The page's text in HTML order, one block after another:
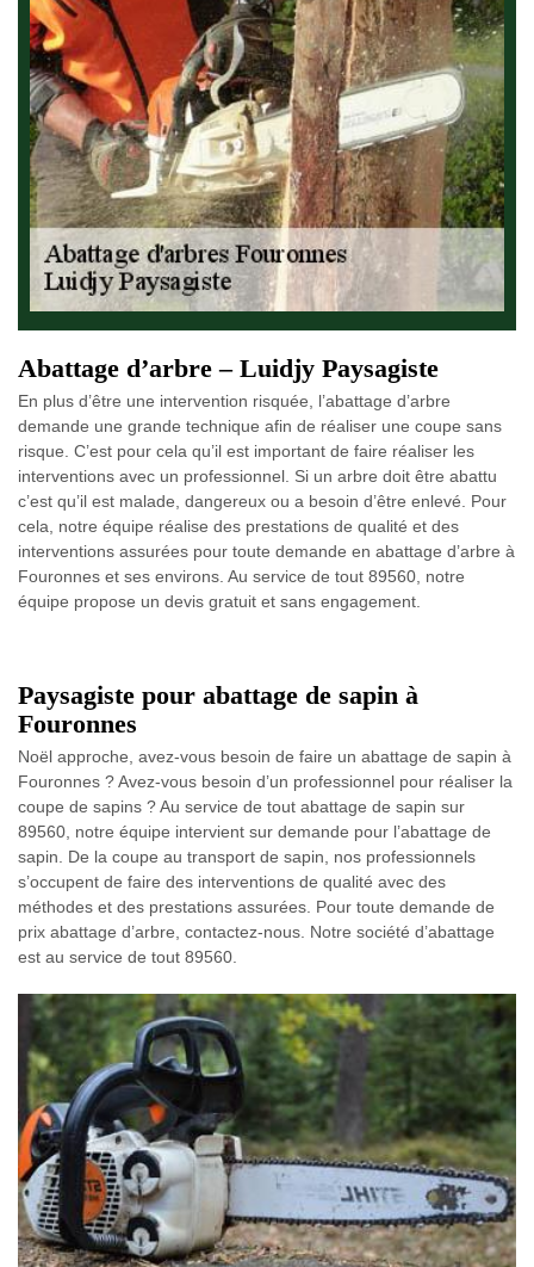
Abattage d’arbre – Luidjy Paysagiste
En plus d’être une intervention risquée, l’abattage d’arbre
demande une grande technique afin de réaliser une coupe sans
risque. C’est pour cela qu’il est important de faire réaliser les
interventions avec un professionnel. Si un arbre doit être abattu
c’est qu’il est malade, dangereux ou a besoin d’être enlevé. Pour
cela, notre équipe réalise des prestations de qualité et des
interventions assurées pour toute demande en abattage d’arbre à
Fouronnes et ses environs. Au service de tout 89560, notre
équipe propose un devis gratuit et sans engagement.
Paysagiste pour abattage de sapin à
Fouronnes
Noël approche, avez-vous besoin de faire un abattage de sapin à
Fouronnes ? Avez-vous besoin d’un professionnel pour réaliser la
coupe de sapins ? Au service de tout abattage de sapin sur
89560, notre équipe intervient sur demande pour l’abattage de
sapin. De la coupe au transport de sapin, nos professionnels
s’occupent de faire des interventions de qualité avec des
méthodes et des prestations assurées. Pour toute demande de
prix abattage d’arbre, contactez-nous. Notre société d’abattage
est au service de tout 89560.